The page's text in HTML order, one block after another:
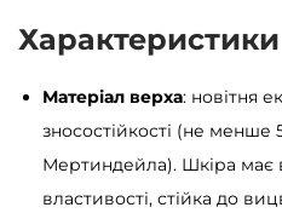
o
L
T
T
б
Характеристики
Матеріал верха: новітня
зносостійкості (не менше
Мертиндейла). Шкіра має
властивості, стійка до